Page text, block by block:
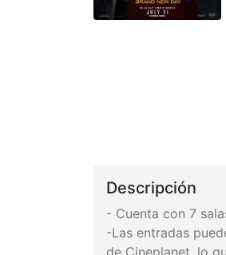
Descripción
- Cuenta con 7
-Las entradas